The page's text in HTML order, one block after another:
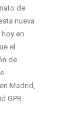
de
nueva
en
el
de
Madrid,
GPR